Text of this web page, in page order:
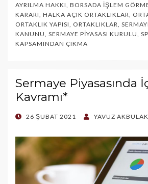
AYRILMA HAKKI BORSADA İŞLEM
KARARI HALKA AÇIK ORTAKLIKLAR
ORTAKLIK YAPISI
ORTAKLIKLAR
KANUNU SERMAYE PIYASASI KURULU
KAPSAMINDAN ÇIKMA
Sermaye Piyasasında
Kavramı*
POSTED
26 ŞUBAT 2021 YAVUZ AKBULAK